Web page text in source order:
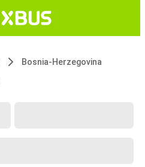
Bosnia-Herzegovina